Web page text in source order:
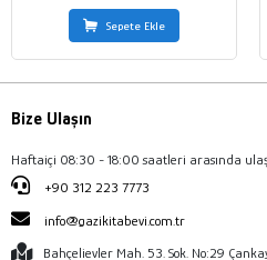
Sepete Ekle
Bize Ulaşın
Haftaiçi 08:30 - 18:00 saatleri arasında
+90 312 223 7773
info@gazikitabevi.com.tr
Bahçelievler Mah. 53. Sok. No:29